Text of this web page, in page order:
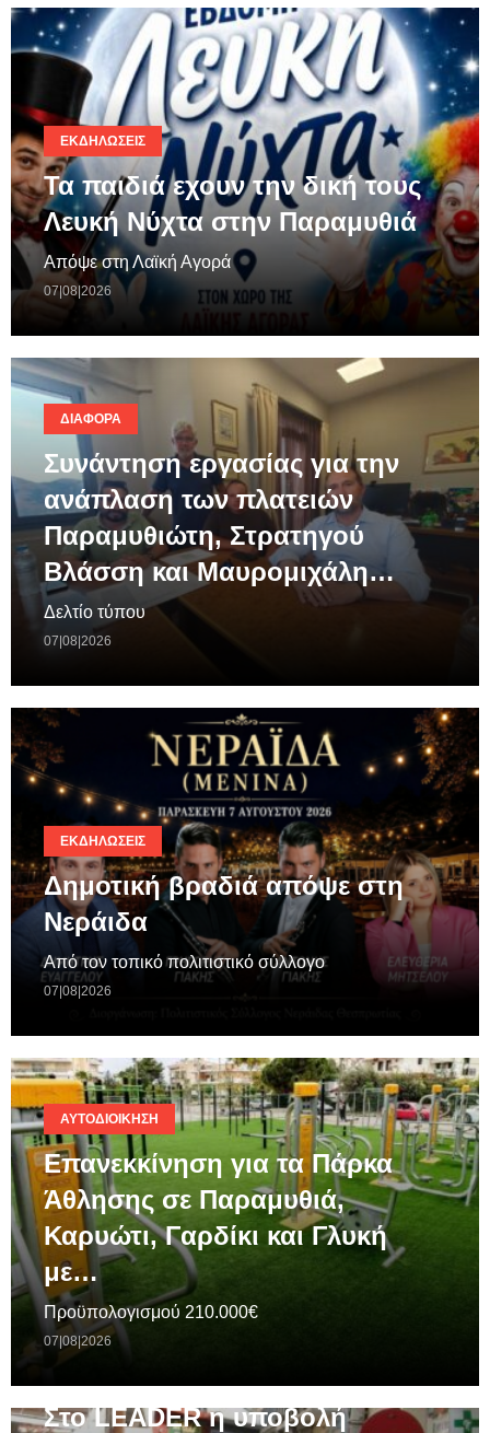
ΕΚΔΗΛΏΣΕΙΣ
Τα παιδιά εχουν την δική τους
Λευκή Νύχτα στην Παραμυθιά
Απόψε στη Λαϊκή Αγορά
07|08|2026
ΔΙΆΦΟΡΑ
Συνάντηση εργασίας για την
ανάπλαση των πλατειών
Παραμυθιώτη, Στρατηγού
Βλάσση και Μαυρομιχάλη…
Δελτίο τύπου
07|08|2026
ΕΚΔΗΛΏΣΕΙΣ
Δημοτική βραδιά απόψε στη
Νεράιδα
Από τον τοπικό πολιτιστικό σύλλογο
07|08|2026
ΑΥΤΟΔΙΟΊΚΗΣΗ
Επανεκκίνηση για τα Πάρκα
Άθλησης σε Παραμυθιά,
Καρυώτι, Γαρδίκι και Γλυκή
με…
Προϋπολογισμού 210.000€
07|08|2026
Στο LEADER η υποβολή